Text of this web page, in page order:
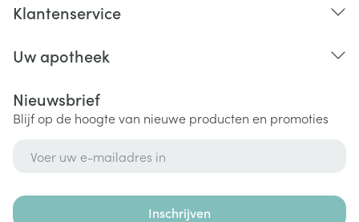
Klantenservice
Uw apotheek
Nieuwsbrief
Blijf op de hoogte van nieuwe producten en promoties
Inschrijven